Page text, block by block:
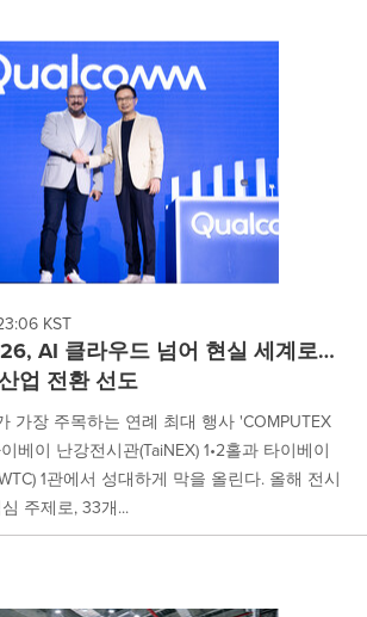
KST
AI 클라우드 넘어 현실 세계로…
업 전환 선도
가장 주목하는 연례 최대 행사 'COMPUTEX
베이 난강전시관(TaiNEX) 1•2홀과 타이베이
1관에서 성대하게 막을 올린다. 올해 전시
주제로, 33개...